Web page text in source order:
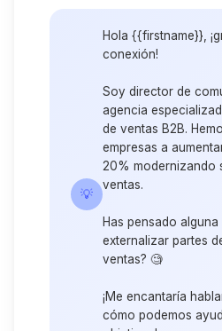
💡
Hola {{firstname}},
conexión!
Soy director de
agencia
de ventas B2B.
empresas a
20% modernizando
ventas.
Has pensado
externalizar partes
ventas? 🧐
¡Me encantaría
cómo podemos